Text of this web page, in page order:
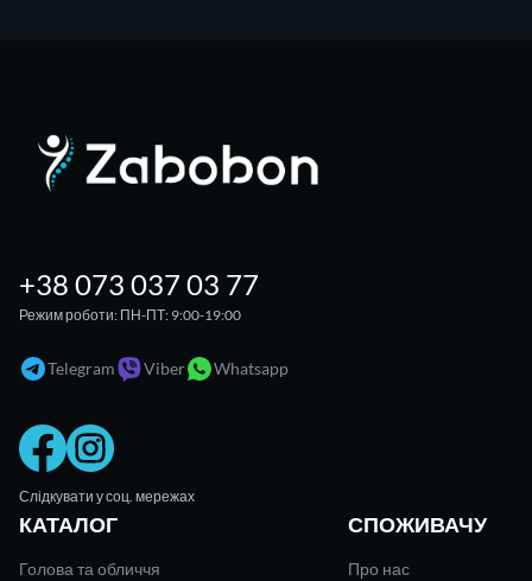
+38 073 037 03 77
Режим роботи: ПН-ПТ: 9:00-19:00
Telegram Viber Whatsapp
Слідкувати у соц. мережах
КАТАЛОГ
Голова та обличчя
СПОЖИВАЧУ
Про нас